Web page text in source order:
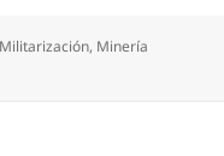
Militarización, Minería